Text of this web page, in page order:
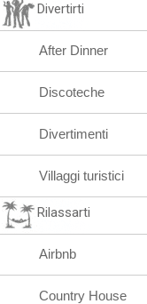
Divertirti
After Dinner
Discoteche
Divertimenti
Villaggi turistici
Rilassarti
Airbnb
Country House